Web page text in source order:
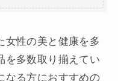
女性の美と健康を多
を多数取り揃えてい
なる方におすすめの